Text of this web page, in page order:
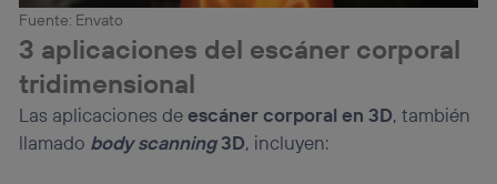
Fuente: Envato
3 aplicaciones del escáner corporal
tridimensional
Las aplicaciones deescáner corporal en 3D, también
llamado body scanning3D, incluyen: